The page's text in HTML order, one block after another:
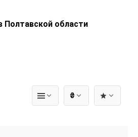
Полтавской области
₴